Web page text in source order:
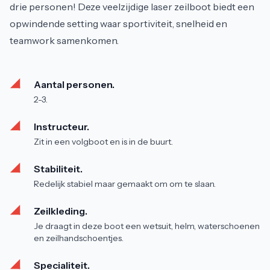
drie personen! Deze veelzijdige laser zeilboot biedt een
opwindende setting waar sportiviteit, snelheid en
teamwork samenkomen.
Aantal personen.
2-3.
Instructeur.
Zit in een volgboot en is in de buurt.
Stabiliteit.
Redelijk stabiel maar gemaakt om om te slaan.
Zeilkleding.
Je draagt in deze boot een wetsuit, helm, waterschoenen
en zeilhandschoentjes.
Specialiteit.